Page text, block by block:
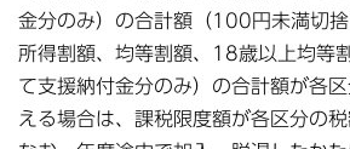
金分のみ）の合計額（100円未満切捨
所得割額、均等割額、18歳以上均等
て支援納付金分のみ）の合計額が各
える場合は、課税限度額が各区分の税